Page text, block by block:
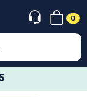
0
týždenné